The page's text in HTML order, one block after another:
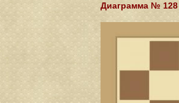
Диаграмма № 128